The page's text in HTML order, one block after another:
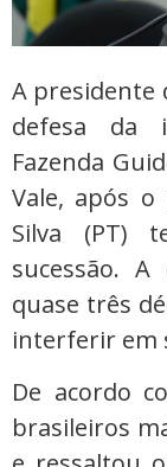
A presidente
defesa da
Fazenda
Vale, após
Silva (PT)
sucessão.
quase três
interferir em
De acordo
brasileiros